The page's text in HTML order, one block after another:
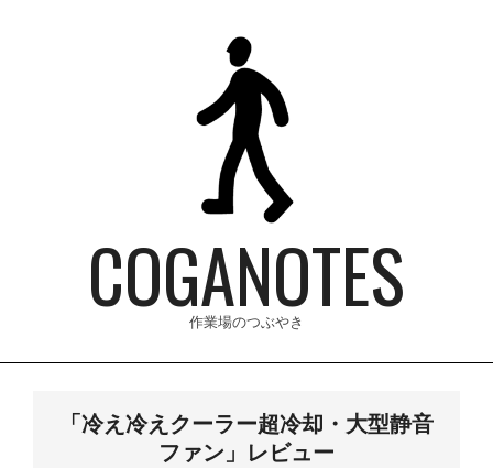
COGANOTES
作業場のつぶやき
「冷え冷えクーラー超冷却・大型静音
ファン」レビュー